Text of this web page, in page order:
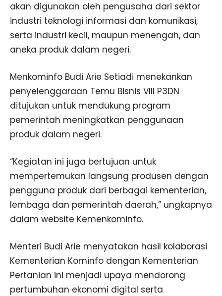
akan digunakan oleh pengusaha dari sektor
industri teknologi informasi dan komunikasi,
serta industri kecil, maupun menengah, dan
aneka produk dalam negeri.
Menkominfo Budi Arie Setiadi menekankan
penyelenggaraan Temu Bisnis VIII P3DN
ditujukan untuk mendukung program
pemerintah meningkatkan penggunaan
produk dalam negeri.
“Kegiatan ini juga bertujuan untuk
mempertemukan langsung produsen dengan
pengguna produk dari berbagai kementerian,
lembaga dan pemerintah daerah,” ungkapnya
dalam website Kemenkominfo.
Menteri Budi Arie menyatakan hasil kolaborasi
Kementerian Kominfo dengan Kementerian
Pertanian ini menjadi upaya mendorong
pertumbuhan ekonomi digital serta